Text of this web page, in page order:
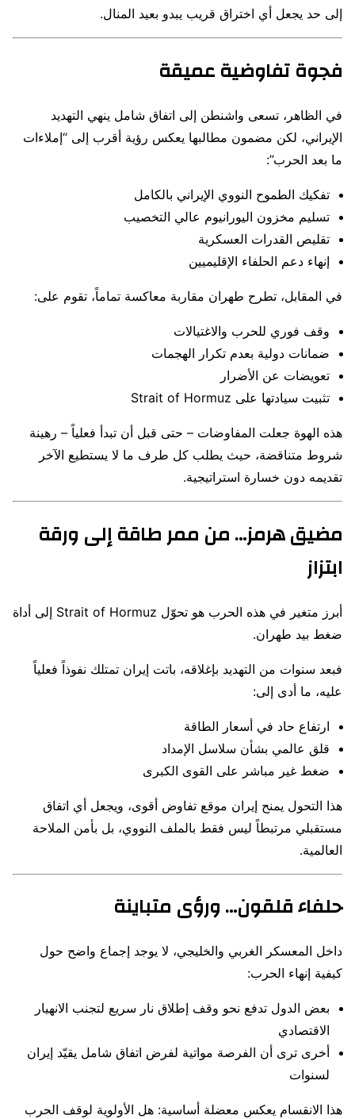
إلى حد يجعل أي اختراق قريب يبدو بعيد المنال.
فجوة تفاوضية عميقة
في الظاهر، تسعى واشنطن إلى اتفاق شامل ينهي التهديد
الإيراني، لكن مضمون مطالبها يعكس رؤية أقرب إلى “إملاءات
ما بعد الحرب”:
تفكيك الطموح النووي الإيراني بالكامل
تسليم مخزون اليورانيوم عالي التخصيب
تقليص القدرات العسكرية
إنهاء دعم الحلفاء الإقليميين
في المقابل، تطرح طهران مقاربة معاكسة تماماً، تقوم على:
وقف فوري للحرب والاغتيالات
ضمانات دولية بعدم تكرار الهجمات
تعويضات عن الأضرار
تثبيت سيادتها على Strait of Hormuz
هذه الهوة جعلت المفاوضات – حتى قبل أن تبدأ فعلياً – رهينة
شروط متناقضة، حيث يطلب كل طرف ما لا يستطيع الآخر
تقديمه دون خسارة استراتيجية.
مضيق هرمز… من ممر طاقة إلى ورقة
ابتزاز
أبرز متغير في هذه الحرب هو تحوّل Strait of Hormuz إلى أداة
ضغط بيد طهران.
فبعد سنوات من التهديد بإغلاقه، باتت إيران تمتلك نفوذاً فعلياً
عليه، ما أدى إلى:
ارتفاع حاد في أسعار الطاقة
قلق عالمي بشأن سلاسل الإمداد
ضغط غير مباشر على القوى الكبرى
هذا التحول يمنح إيران موقع تفاوض أقوى، ويجعل أي اتفاق
مستقبلي مرتبطاً ليس فقط بالملف النووي، بل بأمن الملاحة
العالمية.
حلفاء قلقون… ورؤى متباينة
داخل المعسكر الغربي والخليجي، لا يوجد إجماع واضح حول
كيفية إنهاء الحرب:
بعض الدول تدفع نحو وقف إطلاق نار سريع لتجنب الانهيار
الاقتصادي
أخرى ترى أن الفرصة مواتية لفرض اتفاق شامل يقيّد إيران
لسنوات
هذا الانقسام يعكس معضلة أساسية: هل الأولوية لوقف الحرب